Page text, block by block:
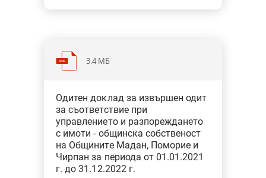
3.4 МБ
Тип: Одит за съответствие при
финансовото управление
Одитен доклад за извършен одит
за съответствие при
управлението и разпореждането
с имоти - общинска собственост
на Общините Мадан, Поморие и
Чирпан за периода от 01.01.2021
г. до 31.12.2022 г.